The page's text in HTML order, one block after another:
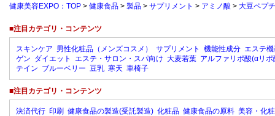
健康美容EXPO：TOP > 健康食品 > 製品 > サプリメント > アミノ酸 > 大豆ペプ
■注目カテゴリ・コンテンツ
スキンケア 男性化粧品（メンズコスメ） サプリメント 機能性成分 エステ
ゲン ダイエット エステ・サロン・スパ向け 大麦若葉 アルファリポ酸(αリポ
テイン ブルーベリー 豆乳 寒天 車椅子
■注目カテゴリ・コンテンツ
決済代行 印刷 健康食品の製造(受託製造) 化粧品 健康食品の原料 美容・化